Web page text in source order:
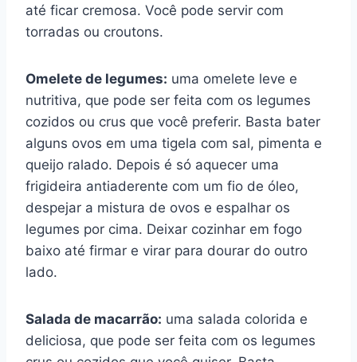
até ficar cremosa. Você pode servir com
torradas ou croutons.
Omelete de legumes: uma omelete leve e
nutritiva, que pode ser feita com os legumes
cozidos ou crus que você preferir. Basta bater
alguns ovos em uma tigela com sal, pimenta e
queijo ralado. Depois é só aquecer uma
frigideira antiaderente com um fio de óleo,
despejar a mistura de ovos e espalhar os
legumes por cima. Deixar cozinhar em fogo
baixo até firmar e virar para dourar do outro
lado.
Salada de macarrão: uma salada colorida e
deliciosa, que pode ser feita com os legumes